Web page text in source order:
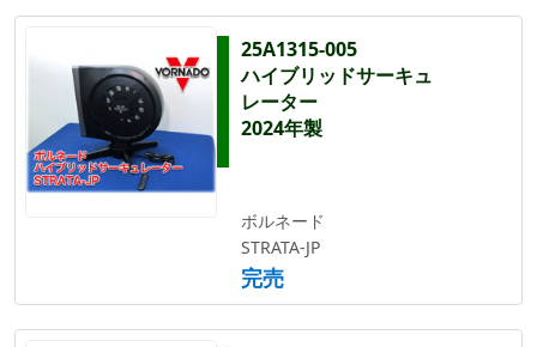
25A1315-005
ハイブリッドサーキュ
レーター
2024年製
ボルネード
STRATA-JP
完売